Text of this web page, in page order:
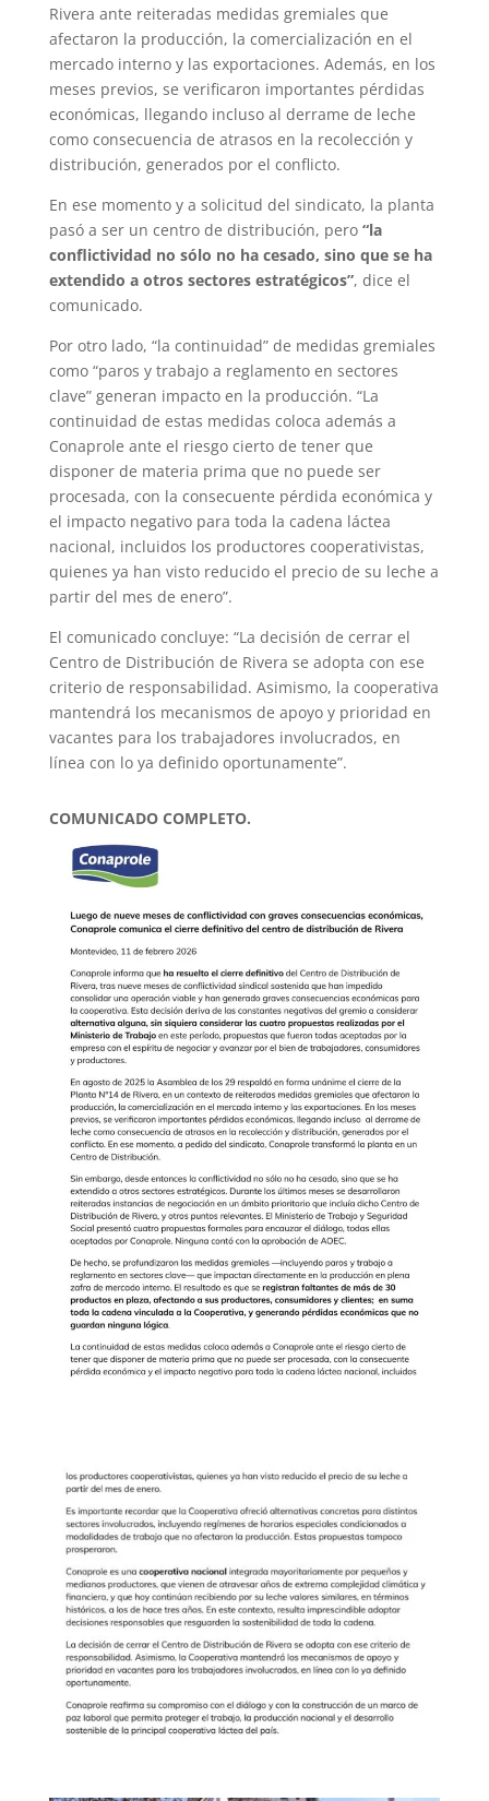
Rivera ante reiteradas medidas gremiales que
afectaron la producción, la comercialización en el
mercado interno y las exportaciones. Además, en los
meses previos, se verificaron importantes pérdidas
económicas, llegando incluso al derrame de leche
como consecuencia de atrasos en la recolección y
distribución, generados por el conflicto.
En ese momento y a solicitud del sindicato, la planta
pasó a ser un centro de distribución, pero “la
conflictividad no sólo no ha cesado, sino que se ha
extendido a otros sectores estratégicos”, dice el
comunicado.
Por otro lado, “la continuidad” de medidas gremiales
como “paros y trabajo a reglamento en sectores
clave” generan impacto en la producción. “La
continuidad de estas medidas coloca además a
Conaprole ante el riesgo cierto de tener que
disponer de materia prima que no puede ser
procesada, con la consecuente pérdida económica y
el impacto negativo para toda la cadena láctea
nacional, incluidos los productores cooperativistas,
quienes ya han visto reducido el precio de su leche a
partir del mes de enero”.
El comunicado concluye: “La decisión de cerrar el
Centro de Distribución de Rivera se adopta con ese
criterio de responsabilidad. Asimismo, la cooperativa
mantendrá los mecanismos de apoyo y prioridad en
vacantes para los trabajadores involucrados, en
línea con lo ya definido oportunamente”.
COMUNICADO COMPLETO.